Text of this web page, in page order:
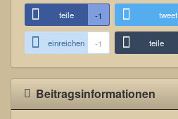
teile -1 tweet
einreichen -1 teile
Beitragsinformationen